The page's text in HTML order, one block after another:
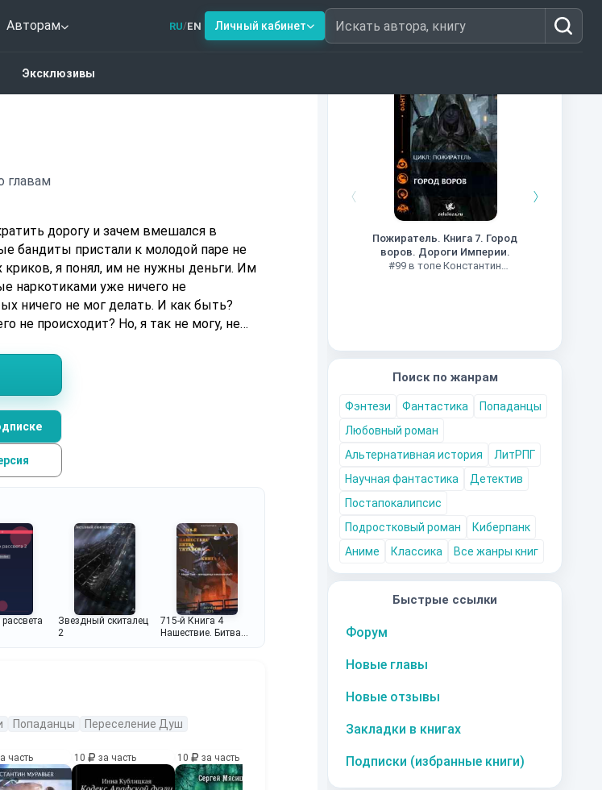
Авторам RU/EN Личный кабинет Искать автора, книгу
Эксклюзивы
Книги из топ-100
Пожиратель. Книга 7. Город
воров. Дороги Империи.
#99 в топе Константин
Поиск по жанрам
Фэнтези Фантастика
Попаданцы
Любовный роман
Альтернативная история
ЛитРПГ
Научная фантастика
Детектив
Постапокалипсис
Подростковый роман
Киберпанк
Аниме
Классика Все жанры книг
Быстрые ссылки
Форум
Новые главы
Новые отзывы
Закладки в книгах
Подписки (избранные книги)
главам
не
криков, я понял, им не нужны деньги. Им
наркотиками уже ничего не
ничего не мог делать. И как быть?
Но, я так не могу, не
небесах или в другом месте?
Звездный скиталец
2
715-й Книга 4
Нашествие. Битва
Попаданцы
Переселение Душ
часть 10 за часть 10 за часть 10 за часть 10 за часть